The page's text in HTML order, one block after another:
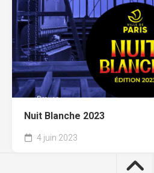
Nuit Blanche 2023
4 juin 2023